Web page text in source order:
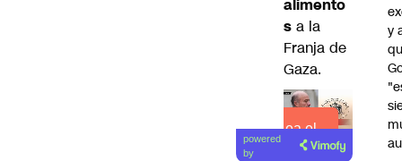
alimento
s a la
Franja de
Gaza.
Lea el
artículo
powered
by
y